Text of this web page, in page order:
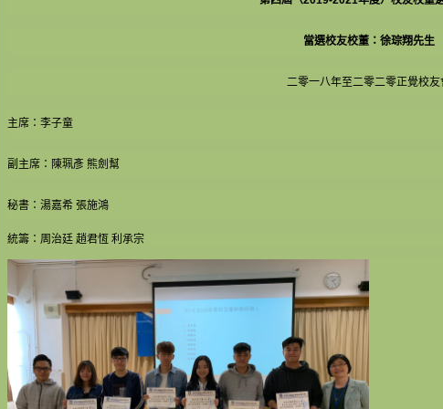
當選校友校董：徐琮翔先生
二零一八年至二零二零正覺校友
主席：李子童
副主席：陳珮彥 熊劍幫
秘書：湯嘉希 張施鴻
統籌：周治廷 趙君恆 利承宗